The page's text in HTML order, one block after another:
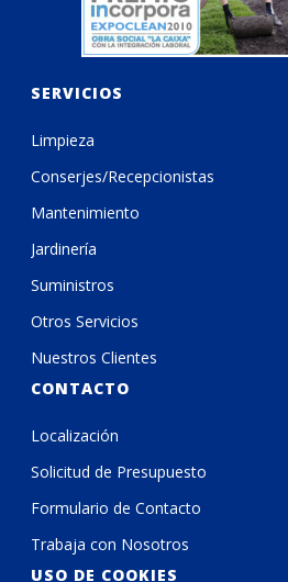
SERVICIOS
Limpieza
Conserjes/Recepcionistas
Mantenimiento
Jardinería
Suministros
Otros Servicios
Nuestros Clientes
CONTACTO
Localización
Solicitud de Presupuesto
Formulario de Contacto
Trabaja con Nosotros
USO DE COOKIES